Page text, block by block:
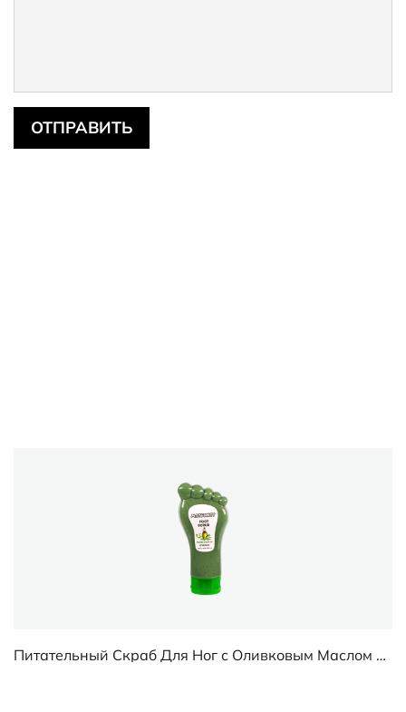
Питательный Скраб Для Ног с Оливковым Маслом Чайного Дерева